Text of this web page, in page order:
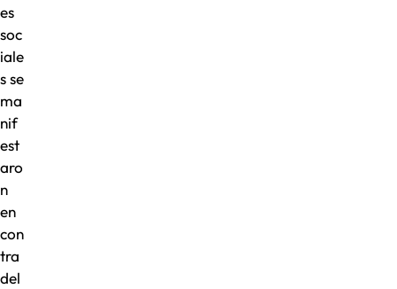
es
soc
iale
s se
ma
nif
est
aro
n
en
con
tra
del